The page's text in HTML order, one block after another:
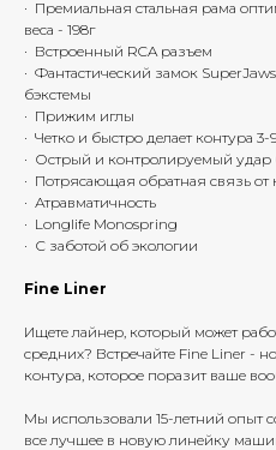
· Премиальная стальная рама
веса - 198г
· Встроенный RCA разъем
· Фантастический замок
бэкстемы
· Прижим иглы
· Четко и быстро делает контура
· Острый и контролируемый удар
· Потрясающая обратная связь
· Атравматичность
· Longlife Monospring
· С заботой об экологии
Fine Liner
Ищете лайнер, который может
средних? Встречайте Fine Liner -
контура, которое поразит ваше
Мы использовали 15-летний
все лучшее в новую линейку